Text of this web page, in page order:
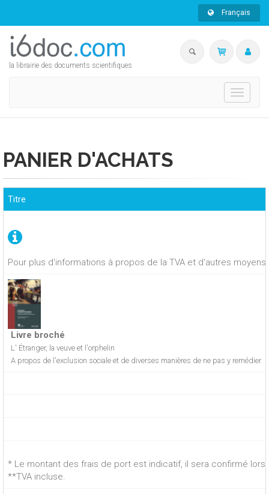
Français
la librairie des documents scientifiques
Toggle
PANIER D'ACHATS
Pour plus d'informations à propos de la TVA et d'autres
Titre
Livre broché
L' Étranger, la veuve et l'orphelin
A propos de l'exclusion sociale et de diverses manières de ne pas y remédier
* Le montant des frais de port est indicatif, il sera confirmé
**TVA incluse.